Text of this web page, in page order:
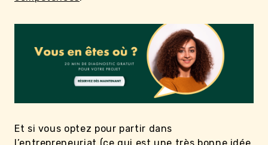
Et si vous optez pour partir dans